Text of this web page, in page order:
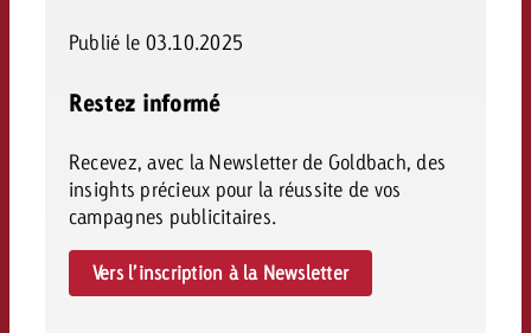
Publié le 03.10.2025
Restez informé
Recevez, avec la Newsletter de Goldbach, des
insights précieux pour la réussite de vos
campagnes publicitaires.
Vers l’inscription à la Newsletter